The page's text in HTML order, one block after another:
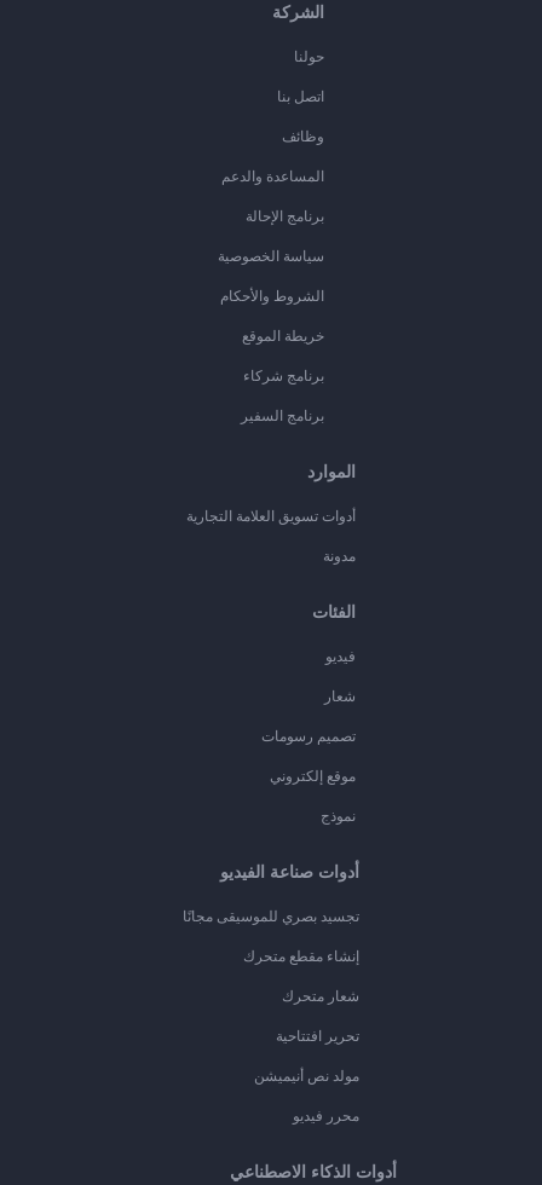
الشركة
حولنا
اتصل بنا
وظائف
المساعدة والدعم
برنامج الإحالة
سياسة الخصوصية
الشروط والأحكام
خريطة الموقع
برنامج شركاء
برنامج السفير
الموارد
أدوات تسويق العلامة التجارية
مدونة
الفئات
فيديو
شعار
تصميم رسومات
موقع إلكتروني
نموذج
أدوات صناعة الفيديو
تجسيد بصري للموسيقى مجانًا
إنشاء مقطع متحرك
شعار متحرك
تحرير افتتاحية
مولد نص أنيميشن
محرر فيديو
أدوات الذكاء الاصطناعي